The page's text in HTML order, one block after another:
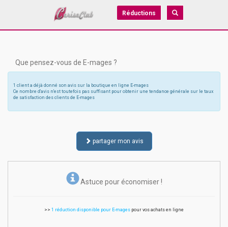
Réductions
Que pensez-vous de E-mages ?
1 client a déjà donné son avis sur la boutique en ligne E-mages
Ce nombre d'avis n'est toutefois pas suffisant pour obtenir une tendance générale sur le taux
de satisfaction des clients de E-mages
partager mon avis
Astuce pour économiser !
>> 1 réduction disponible pour E-mages pour vos achats en ligne